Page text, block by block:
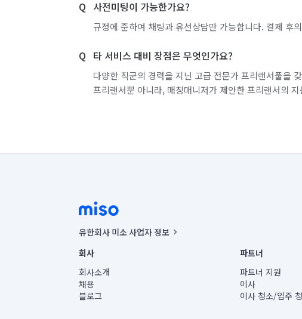
사전미팅이 가능한가요?
규정에 준하여 채팅과 유선상담만 가능합니다. 결제 후
타 서비스 대비 장점은 무엇인가요?
다양한 직군의 경력을 지닌 고급 전문가 프리랜서풀을
프리랜서뿐 아니라, 매칭매니저가 제안한 프리랜서의
유한회사 미소 사업자 정보
사업자등록번호 : 291-87-00271 | 인허가번호 : 2016-3220163-14-
통신판매신고번호 : 2024-서울종로-1400(공정거래위원회 정보) |
대표이사 : CHING VICTOR COLUMBIA RHEE
주소 | 본사: 서울특별시 종로구 율곡로 6(중학동, 트윈트리빌딩) B동 5
컨택센터 : 서울특별시 종로구 수송동 율곡로 24, 7층, 8층 미소
회사
회사소개
채용
블로그
파트너
파트너 지원
이사
이사 청소/입주